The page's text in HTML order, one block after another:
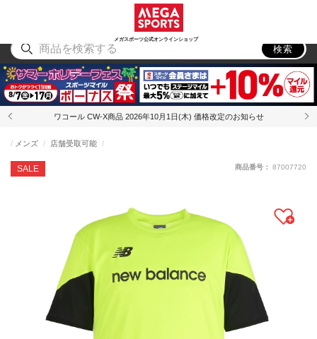
メガスポーツ公式オンラインショップ
アウトドア
検索
ワコール CW-X商品 2026年10月1日(木) 価格改定のお知らせ
SALE
メンズ 店舗受取可能
商品番号： 87007720